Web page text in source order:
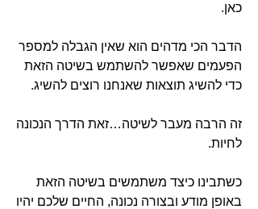
כאן.
הדבר הכי מדהים הוא שאין הגבלה למספר
הפעמים שאפשר להשתמש בשיטה הזאת
כדי להשיג תוצאות שאנחנו רוצים להשיג.
זה הרבה מעבר לשיטה…זאת הדרך הנכונה
לחיות.
כשתבינו כיצד משתמשים בשיטה הזאת
באופן מודע ובצורה נכונה, החיים שלכם יהיו